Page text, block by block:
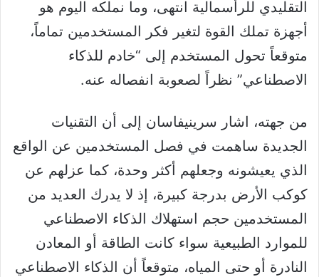
التقليدي للرأسمالية انتهى، وما نملكه اليوم هو
أجهزة تملك القوة لتغير فكر المستخدمين تماماً،
متوقعاً تحول المستخدم إلى “خادم للذكاء
الاصطناعي” نظراً لصعوبة انفصاله عنه.
من جهته، اشار سرينيفاسان إلى أن التقنيات
الجديدة ساهمت في فصل المستخدمين عن الواقع
الذي يعيشونه وجعلهم أكثر وحدة، كما عزلهم عن
كوكب الأرض بدرجة كبيرة، إذ لا يدرك العديد من
المستخدمين حجم استهلاك الذكاء الاصطناعي
للموارد الطبيعية سواء كانت الطاقة أو المعادن
النادرة أو حتى المياه، متوقعاً أن الذكاء الاصطناعي